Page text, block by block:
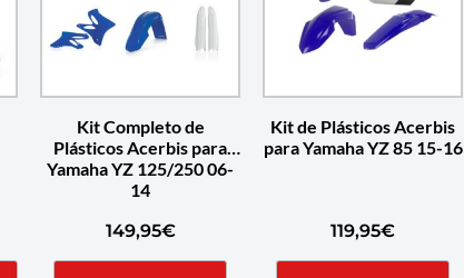
Kit Completo de
Plásticos Acerbis para
Yamaha YZ 125/250 06-
14
149,95€
Kit de Plásticos Acerbis
para Yamaha YZ 85 15-16
119,95€